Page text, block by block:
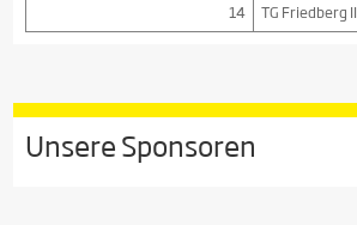
14
TG Friedberg II
Unsere Sponsoren